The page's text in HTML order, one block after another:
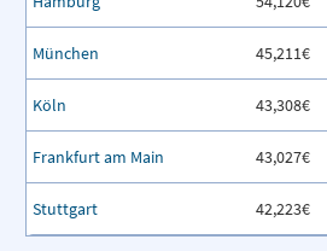
München 45,211€
Köln 43,308€
Frankfurt am Main 43,027€
Stuttgart 42,223€